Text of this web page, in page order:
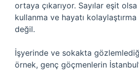
ortaya çıkarıyor. Sayılar eşit olsa
kullanma ve hayatı kolaylaştırma
değil.
İşyerinde ve sokakta
örnek, genç göçmenlerin